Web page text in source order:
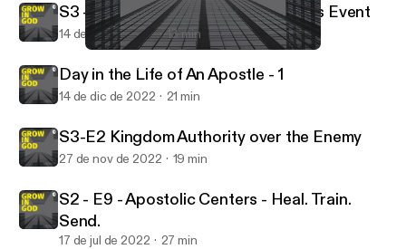
Grow in God
S3 - E1 - A Faith Response to a Crisis Event
14 de dic de 2022 13 min
Day in the Life of An Apostle - 1
14 de dic de 2022 21 min
S3-E2 Kingdom Authority over the Enemy
27 de nov de 2022 19 min
S2 - E9 - Apostolic Centers - Heal. Train.
Send.
17 de jul de 2022 27 min